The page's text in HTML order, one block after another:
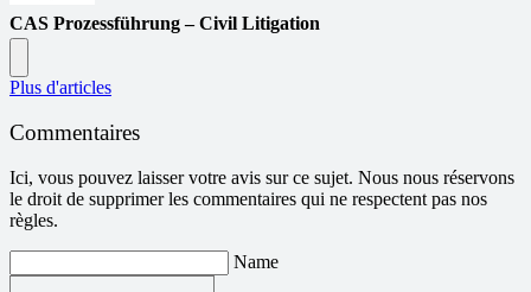
CAS Prozessführung – Civil Litigation
Plus d'articles
Commentaires
Ici, vous pouvez laisser votre avis sur ce sujet. Nous nous réservons
le droit de supprimer les commentaires qui ne respectent pas nos
règles.
Name